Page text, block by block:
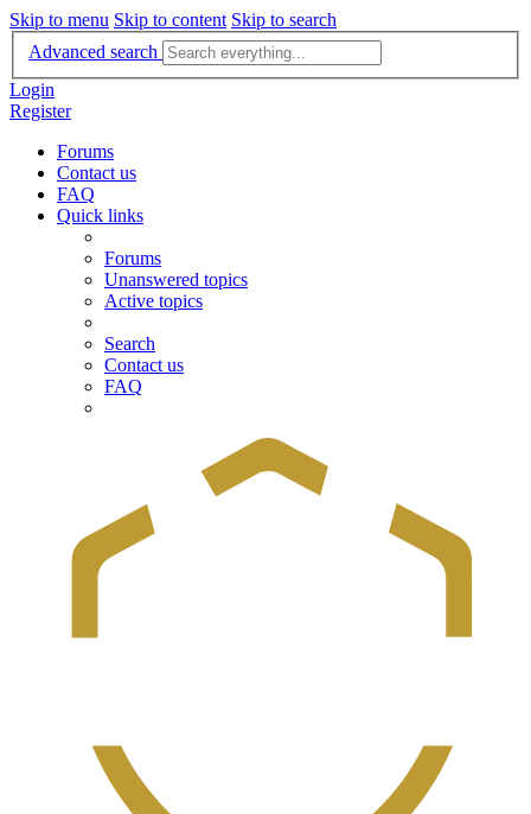
Skip to menu Skip to content Skip to search
Advanced search
Login
Register
Forums
Contact us
FAQ
Quick links
Forums
Unanswered topics
Active topics
Search
Contact us
FAQ